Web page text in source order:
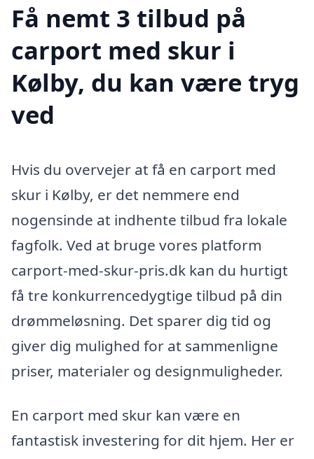
Få nemt 3 tilbud på
carport med skur i
Kølby, du kan være tryg
ved
Hvis du overvejer at få en carport med
skur i Kølby, er det nemmere end
nogensinde at indhente tilbud fra lokale
fagfolk. Ved at bruge vores platform
carport-med-skur-pris.dk kan du hurtigt
få tre konkurrencedygtige tilbud på din
drømmeløsning. Det sparer dig tid og
giver dig mulighed for at sammenligne
priser, materialer og designmuligheder.
En carport med skur kan være en
fantastisk investering for dit hjem. Her er